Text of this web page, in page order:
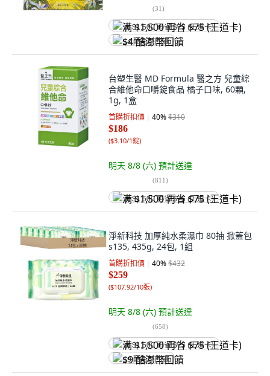
(31)
满 $1,500 再省 $75 (王道卡)
$4 酷澎幣回饋
台塑生醫 MD Formula 醫之方 兒童綜
合維他命口嚼錠食品 橘子口味, 60顆,
1g, 1盒
首購折扣價 40%$310
$186
($3.10/1錠)
明天 8/8 (六) 預計送達
(811)
满 $1,500 再省 $75 (王道卡)
淨新科技 加厚純水柔濕巾 80抽 掀蓋包
s135, 435g, 24包, 1組
首購折扣價 40%$432
$259
($107.92/10張)
明天 8/8 (六) 預計送達
(658)
满 $1,500 再省 $75 (王道卡)
$9 酷澎幣回饋